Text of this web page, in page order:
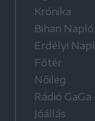
Krónika
Bihari Napló
Erdélyi
Főtér
Nőileg
Rádió GaGa
Jóállás